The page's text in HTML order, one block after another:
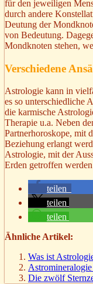
für den jeweiligen
durch andere
Deutung der
von Bedeutung.
Mondknoten stehen,
Verschiedene
Astrologie kann in
es so unterschiedliche
die karmische
Therapie u.a. Neben
Partnerhoroskope, mit
Beziehung erlangt
Astrologie, mit der
Erden getroffen
teilen
teilen
teilen
Ähnliche Artikel:
Was ist
Die zwölf